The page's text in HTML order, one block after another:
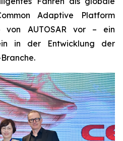
Adaptive Platform
von AUTOSAR vor – ein
in der Entwicklung der